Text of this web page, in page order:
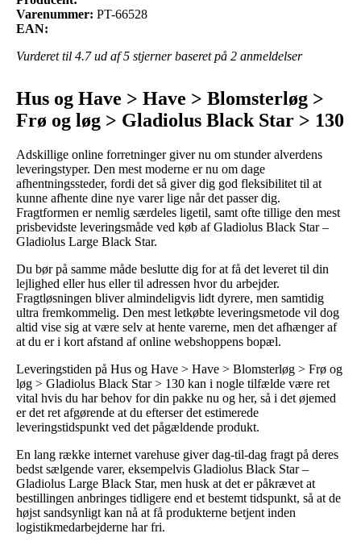
Varenummer: PT-66528
EAN:
Vurderet til 4.7ud af 5 stjerner baseret på 2 anmeldelser
Hus og Have > Have > Blomsterløg >
Frø og løg > Gladiolus Black Star > 130
Adskillige online forretninger giver nu om stunder alverdens
leveringstyper. Den mest moderne er nu om dage
afhentningssteder, fordi det så giver dig god fleksibilitet til at
kunne afhente dine nye varer lige når det passer dig.
Fragtformen er nemlig særdeles ligetil, samt ofte tillige den mest
prisbevidste leveringsmåde ved køb af Gladiolus Black Star –
Gladiolus Large Black Star.
Du bør på samme måde beslutte dig for at få det leveret til din
lejlighed eller hus eller til adressen hvor du arbejder.
Fragtløsningen bliver almindeligvis lidt dyrere, men samtidig
ultra fremkommelig. Den mest letkøbte leveringsmetode vil dog
altid vise sig at være selv at hente varerne, men det afhænger af
at du er i kort afstand af online webshoppens bopæl.
Leveringstiden på Hus og Have > Have > Blomsterløg > Frø og
løg > Gladiolus Black Star > 130 kan i nogle tilfælde være ret
vital hvis du har behov for din pakke nu og her, så i det øjemed
er det ret afgørende at du efterser det estimerede
leveringstidspunkt ved det pågældende produkt.
En lang række internet varehuse giver dag-til-dag fragt på deres
bedst sælgende varer, eksempelvis Gladiolus Black Star –
Gladiolus Large Black Star, men husk at det er påkrævet at
bestillingen anbringes tidligere end et bestemt tidspunkt, så at de
højst sandsynligt kan nå at få produkterne betjent inden
logistikmedarbejderne har fri.